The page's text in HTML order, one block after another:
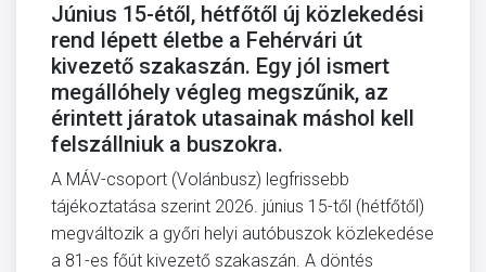
Június 15-étől, hétfőtől új közlekedési
rend lépett életbe a Fehérvári út
kivezető szakaszán. Egy jól ismert
megállóhely végleg megszűnik, az
érintett járatok utasainak máshol kell
felszállniuk a buszokra.
A MÁV-csoport (Volánbusz) legfrissebb
tájékoztatása szerint 2026. június 15-től (hétfőtől)
megváltozik a győri helyi autóbuszok közlekedése
a 81-es főút kivezető szakaszán. A döntés